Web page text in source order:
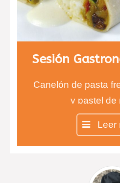
Canelón de pasta
y pastel de
Calamares
Esferas de yogurt
una suave
Leer